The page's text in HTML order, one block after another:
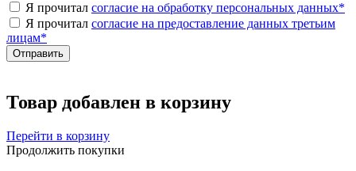
Я прочитал согласие на обработку персональных данных*
Я прочитал согласие на предоставление данных третьим
лицам*
Товар добавлен в корзину
Перейти в корзину
Продолжить покупки